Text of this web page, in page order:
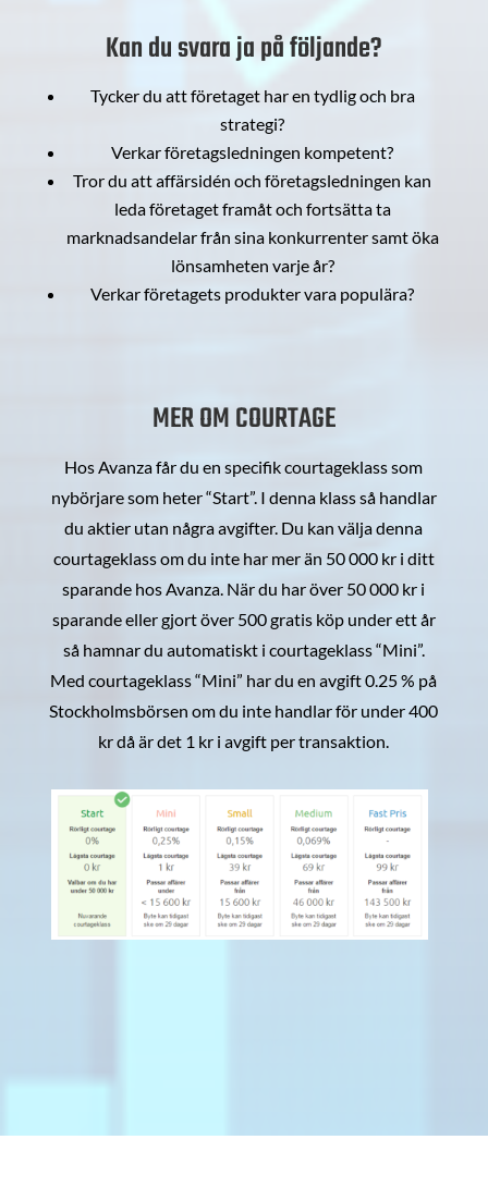
Kan du svara ja på följande?
Tycker du att företaget har en tydlig och bra
strategi?
Verkar företagsledningen kompetent?
Tror du att affärsidén och företagsledningen kan
leda företaget framåt och fortsätta ta
marknadsandelar från sina konkurrenter samt öka
lönsamheten varje år?
Verkar företagets produkter vara populära?
MER OM COURTAGE
Hos Avanza får du en specifik courtageklass som
nybörjare som heter “Start”. I denna klass så handlar
du aktier utan några avgifter. Du kan välja denna
courtageklass om du inte har mer än 50 000 kr i ditt
sparande hos Avanza. När du har över 50 000 kr i
sparande eller gjort över 500 gratis köp under ett år
så hamnar du automatiskt i courtageklass “Mini”.
Med courtageklass “Mini” har du en avgift 0.25 % på
Stockholmsbörsen om du inte handlar för under 400
kr då är det 1 kr i avgift per transaktion.